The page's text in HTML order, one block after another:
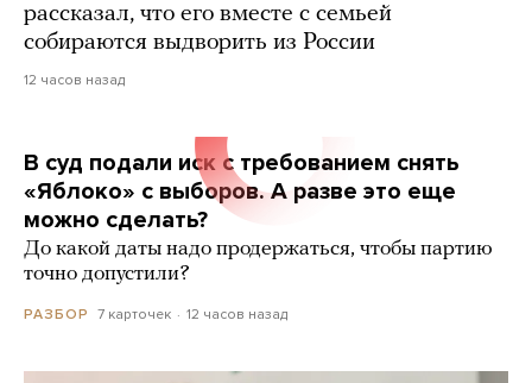
рассказал, что его вместе с семьей
собираются выдворить из России
12 часов назад
В суд подали иск с требованием снять
«Яблоко» с выборов. А разве это еще
можно сделать?
До какой даты надо продержаться, чтобы партию
точно допустили?
РАЗБОР 7 карточек 12 часов назад